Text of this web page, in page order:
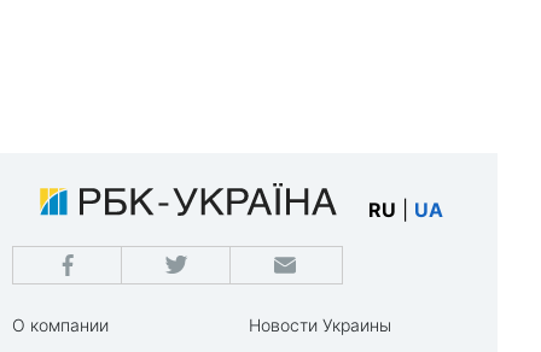
RU UA
О компании
Новости Украины